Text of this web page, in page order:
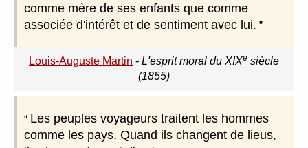
comme mère de ses enfants que comme
associée d'intérêt et de sentiment avec lui.
Louis-Auguste Martin - L'esprit moral du XIXe siècle
(1855)
Les peuples voyageurs traitent les hommes
comme les pays. Quand ils changent de lieus,